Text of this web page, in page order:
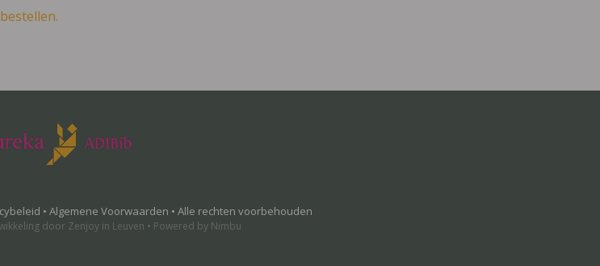
• Algemene Voorwaarden • Alle rechten voorbehouden
door Zenjoy in Leuven • Powered by Nimbu